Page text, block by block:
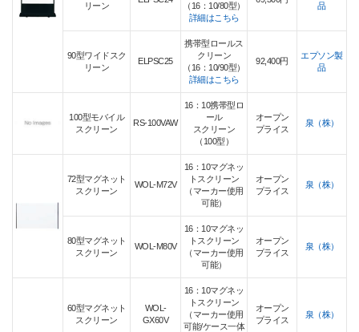
リーン
（16：10/80型）
詳細はこちら
品
90型ワイドスク
リーン
ELPSC25
携帯型ロールス
クリーン
（16：10/90型）
詳細はこちら
92,400円
エプソン製
品
100型モバイル
スクリーン
RS-100VAW
16：10携帯型ロ
ール
スクリーン
（100型）
オープン
プライス
泉（株）
72型マグネット
スクリーン
WOL-M72V
16：10マグネッ
トスクリーン
（マーカー使用
可能）
オープン
プライス
泉（株）
80型マグネット
スクリーン
WOL-M80V
16：10マグネッ
トスクリーン
（マーカー使用
可能）
オープン
プライス
泉（株）
60型マグネット
スクリーン
WOL-
GX60V
16：10マグネッ
トスクリーン
（マーカー使用
可能/ケース一体
オープン
プライス
泉（株）